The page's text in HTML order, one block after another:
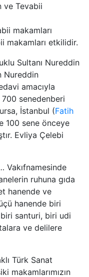
ve Tevabii
makamları
makamları etkilidir.
Sultanı Nureddin
Nureddin
amacıyla
700 senedenberi
İstanbul (Fatih
100 sene önceye
Evliya Çelebi
Vakıfnamesinde
ruhuna gıda
hanende ve
hanende biri
santuri, biri udi
ve delilere
Türk Sanat
makamlarımızın